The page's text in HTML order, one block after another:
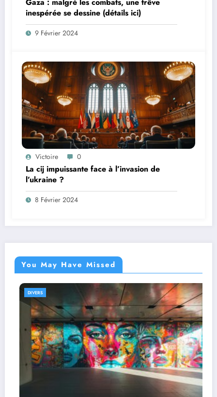
inespérée se dessine (détails ici)
9 Février 2024
Victoire 0
La cij impuissante face à l’invasion de
l’ukraine ?
8 Février 2024
You May Have Missed
DIVERS